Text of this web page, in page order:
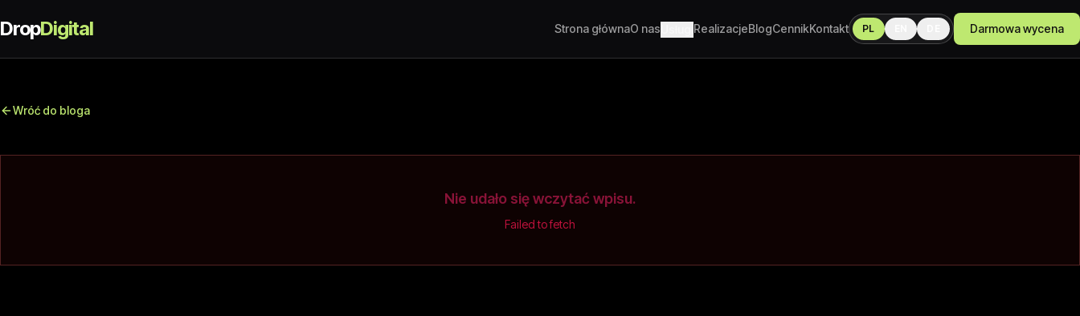
DropDigital Strona głównaO nas RealizacjeBlogCennikKontakt PL Darmowa wycena
Wróć do bloga
Nie udało się wczytać wpisu.
Failed to fetch